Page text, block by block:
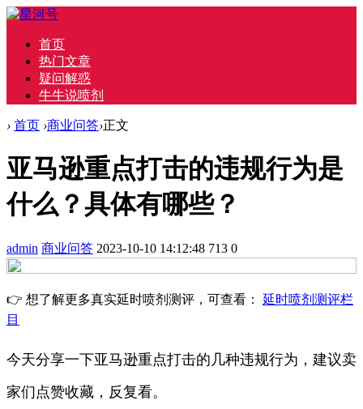
首页
热门文章
疑问解惑
牛牛说喷剂
› 首页 ›商业问答›正文
亚马逊重点打击的违规行为是
什么？具体有哪些？
admin 商业问答 2023-10-10 14:12:48 713 0
👉 想了解更多真实延时喷剂测评，可查看： 延时喷剂测评栏
目
今天分享一下亚马逊重点打击的几种违规行为，建议卖
家们点赞收藏，反复看。